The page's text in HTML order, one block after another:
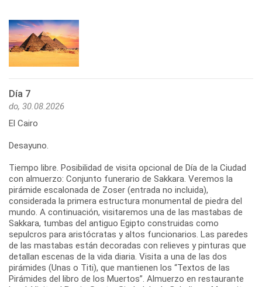
Día 7
do, 30.08.2026
El Cairo
Desayuno.
Tiempo libre. Posibilidad de visita opcional de Día de la Ciudad
con almuerzo: Conjunto funerario de Sakkara. Veremos la
pirámide escalonada de Zoser (entrada no incluida),
considerada la primera estructura monumental de piedra del
mundo. A continuación, visitaremos una de las mastabas de
Sakkara, tumbas del antiguo Egipto construidas como
sepulcros para aristócratas y altos funcionarios. Las paredes
de las mastabas están decoradas con relieves y pinturas que
detallan escenas de la vida diaria. Visita a una de las dos
pirámides (Unas o Titi), que mantienen los “Textos de las
Pirámides del libro de los Muertos”. Almuerzo en restaurante